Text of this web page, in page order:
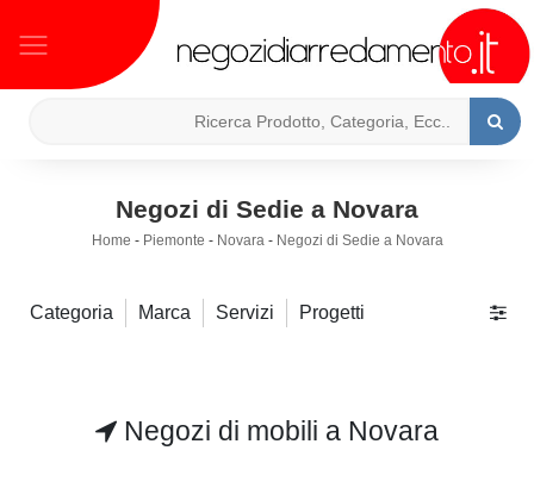
Negozi di Sedie a Novara
Home - Piemonte - Novara- Negozi di Sedie a Novara
Categoria Marca Servizi Progetti
Negozi di mobili a Novara